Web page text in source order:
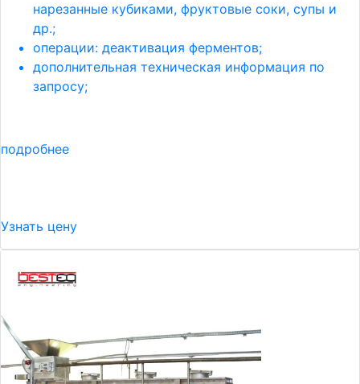
нарезанные кубиками, фруктовые соки, супы и
др.;
операции: деактивация ферментов;
дополнительная техническая информация по
запросу;
подробнее
Узнать цену